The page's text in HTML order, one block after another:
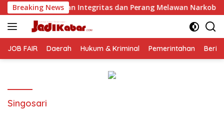
Langsung
ke
konten
Breaking News
dan Perang Melawan Narkoba Tiga BUMD Air
JOB FAIR Daerah Hukum & Kriminal Pemerintahan
Singosari